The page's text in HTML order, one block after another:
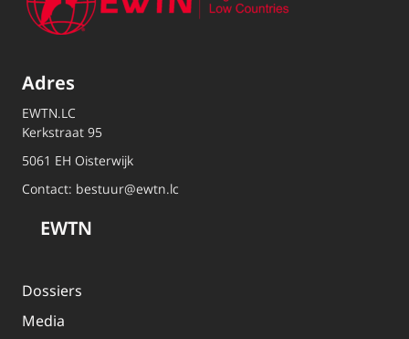
Adres
EWTN.LC
Kerkstraat 95
5061 EH Oisterwijk
Contact: bestuur@ewtn.lc
EWTN
Dossiers
Media